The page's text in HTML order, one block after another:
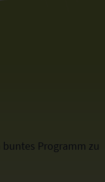
Programm zu